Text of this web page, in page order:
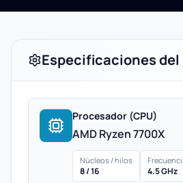
Especificaciones
Procesador (CPU)
AMD Ryzen 7700X
Núcleos / hilos
8 / 16 4.5 GHz